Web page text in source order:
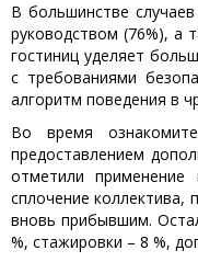
В большинстве
руководством (76%), а
гостиниц уделяет
с требованиями
алгоритм поведения в
Во время
предоставлением
отметили применение
сплочение коллектива,
вновь прибывшим.
%, стажировки – 8 %,